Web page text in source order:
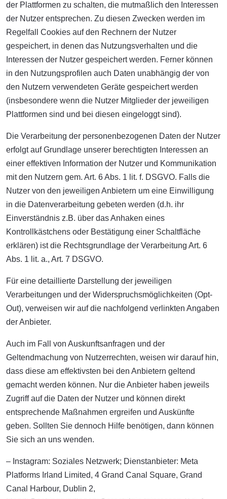
der Plattformen zu schalten, die mutmaßlich den Interessen
der Nutzer entsprechen. Zu diesen Zwecken werden im
Regelfall Cookies auf den Rechnern der Nutzer
gespeichert, in denen das Nutzungsverhalten und die
Interessen der Nutzer gespeichert werden. Ferner können
in den Nutzungsprofilen auch Daten unabhängig der von
den Nutzern verwendeten Geräte gespeichert werden
(insbesondere wenn die Nutzer Mitglieder der jeweiligen
Plattformen sind und bei diesen eingeloggt sind).
Die Verarbeitung der personenbezogenen Daten der Nutzer
erfolgt auf Grundlage unserer berechtigten Interessen an
einer effektiven Information der Nutzer und Kommunikation
mit den Nutzern gem. Art. 6 Abs. 1 lit. f. DSGVO. Falls die
Nutzer von den jeweiligen Anbietern um eine Einwilligung
in die Datenverarbeitung gebeten werden (d.h. ihr
Einverständnis z.B. über das Anhaken eines
Kontrollkästchens oder Bestätigung einer Schaltfläche
erklären) ist die Rechtsgrundlage der Verarbeitung Art. 6
Abs. 1 lit. a., Art. 7 DSGVO.
Für eine detaillierte Darstellung der jeweiligen
Verarbeitungen und der Widerspruchsmöglichkeiten (Opt-
Out), verweisen wir auf die nachfolgend verlinkten Angaben
der Anbieter.
Auch im Fall von Auskunftsanfragen und der
Geltendmachung von Nutzerrechten, weisen wir darauf hin,
dass diese am effektivsten bei den Anbietern geltend
gemacht werden können. Nur die Anbieter haben jeweils
Zugriff auf die Daten der Nutzer und können direkt
entsprechende Maßnahmen ergreifen und Auskünfte
geben. Sollten Sie dennoch Hilfe benötigen, dann können
Sie sich an uns wenden.
– Instagram: Soziales Netzwerk; Dienstanbieter: Meta
Platforms Irland Limited, 4 Grand Canal Square, Grand
Canal Harbour, Dublin 2,